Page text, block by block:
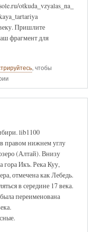
otkuda_vzyalas_na_
Пришлите
фрагмент для
, чтобы
lib1100
правом нижнем углу
(Алтай). Внизу
гора Икъ. Река Куу,
отмечена как Лебедь.
в середине 17 века.
переименована